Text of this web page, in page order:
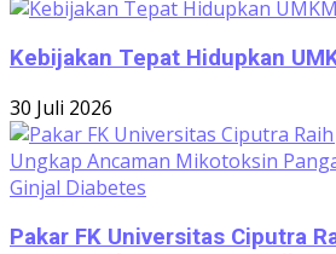
Kebijakan Tepat Hidupkan
30 Juli 2026
Pakar FK Universitas Ciputra